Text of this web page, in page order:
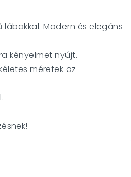
lábakkal. Modern és elegáns
kényelmet nyújt.
méretek az